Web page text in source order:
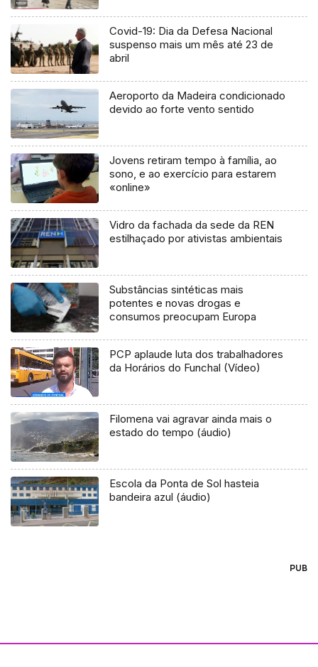
Covid-19: Dia da Defesa Nacional
suspenso mais um mês até 23 de
abril
Aeroporto da Madeira condicionado
devido ao forte vento sentido
Jovens retiram tempo à família, ao
sono, e ao exercício para estarem
«online»
Vidro da fachada da sede da REN
estilhaçado por ativistas ambientais
Substâncias sintéticas mais
potentes e novas drogas e
consumos preocupam Europa
PCP aplaude luta dos trabalhadores
da Horários do Funchal (Vídeo)
Filomena vai agravar ainda mais o
estado do tempo (áudio)
Escola da Ponta de Sol hasteia
bandeira azul (áudio)
PUB